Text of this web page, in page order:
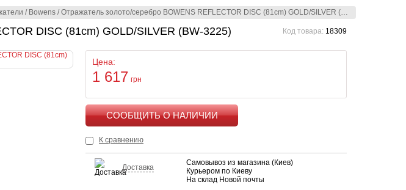
/ Bowens /Отражатель золото/серебро BOWENS REFLECTOR DISC (81cm) GOLD/SILVER (BW-3225)
DISC (81cm) GOLD/SILVER (BW-3225) Код товара: 18309
Цена:
1 617 грн
К сравнению
Доставка
Самовывоз из магазина (Киев)
Курьером по Киеву
На склад Новой почты